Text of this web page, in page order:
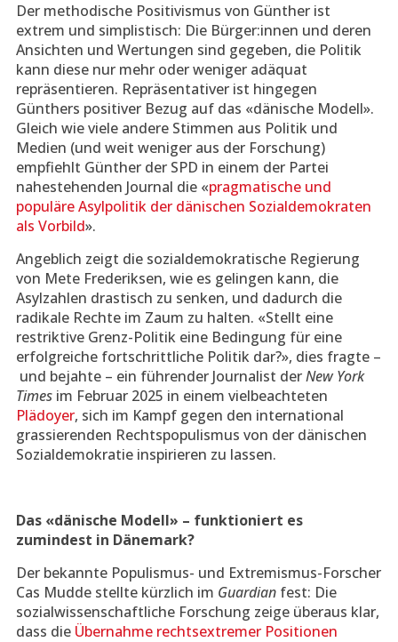
Der methodische Positivismus von Günther ist
extrem und simplistisch: Die Bürger:innen und deren
Ansichten und Wertungen sind gegeben, die Politik
kann diese nur mehr oder weniger adäquat
repräsentieren. Repräsentativer ist hingegen
Günthers positiver Bezug auf das «dänische Modell».
Gleich wie viele andere Stimmen aus Politik und
Medien (und weit weniger aus der Forschung)
empfiehlt Günther der SPD in einem der Partei
nahestehenden Journal die «pragmatische und
populäre Asylpolitik der dänischen Sozialdemokraten
als Vorbild».
Angeblich zeigt die sozialdemokratische Regierung
von Mete Frederiksen, wie es gelingen kann, die
Asylzahlen drastisch zu senken, und dadurch die
radikale Rechte im Zaum zu halten. «Stellt eine
restriktive Grenz-Politik eine Bedingung für eine
erfolgreiche fortschrittliche Politik dar?», dies fragte –
und bejahte – ein führender Journalist derNew York
Times im Februar 2025 in einem vielbeachteten
Plädoyer, sich im Kampf gegen den international
grassierenden Rechtspopulismus von der dänischen
Sozialdemokratie inspirieren zu lassen.
Das «dänische Modell» – funktioniert es
zumindest in Dänemark?
Der bekannte Populismus- und Extremismus-Forscher
Cas Mudde stellte kürzlich im Guardianfest: Die
sozialwissenschaftliche Forschung zeige überaus klar,
dass die Übernahme rechtsextremer Positionen